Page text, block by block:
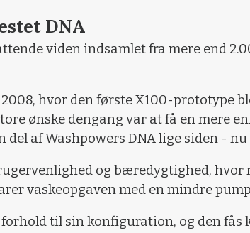
DNA
viden indsamlet fra mere end
hvor den første X100-prototype
ønske dengang var at få en mere
af Washpowers DNA lige siden -
og bæredygtighed,
vaskeopgaven med en mindre
forhold til sin konfiguration, og den